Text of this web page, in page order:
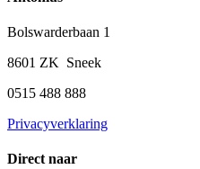
Bolswarderbaan 1
8601 ZK Sneek
0515 488 888
Privacyverklaring
Direct naar